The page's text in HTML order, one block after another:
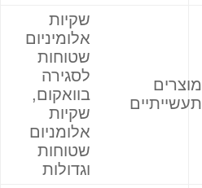
שקיות
אלומיניום
שטוחות
לסגירה
בוואקום,
שקיות
אלומניום
שטוחות
וגדולות
מוצרים
תעשייתיים